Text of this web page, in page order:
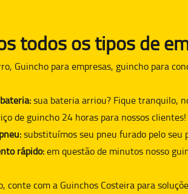
todos os tipos de
Guincho para empresas, guincho para
sua bateria arriou? Fique tranquilo,
de guincho 24 horas para nossos
substituímos seu pneu furado pelo seu
rápido:em questão de minutos nosso
conte com a Guinchos Costeira para